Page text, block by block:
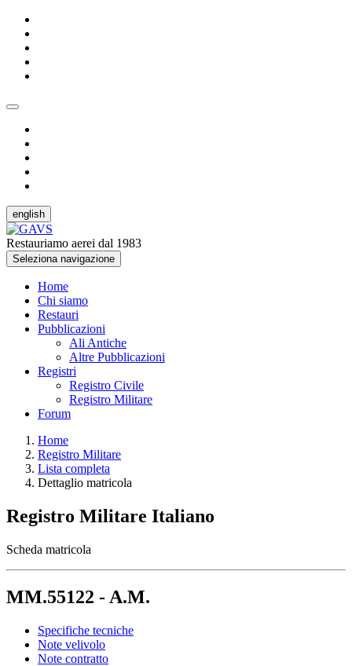
english
Restauriamo aerei dal 1983
Seleziona navigazione
Home
Chi siamo
Restauri
Pubblicazioni
Ali Antiche
Altre Pubblicazioni
Registri
Registro Civile
Registro Militare
Forum
Home
Registro Militare
Lista completa
Dettaglio matricola
Registro Militare Italiano
Scheda matricola
MM.55122 - A.M.
Specifiche tecniche
Note velivolo
Note contratto